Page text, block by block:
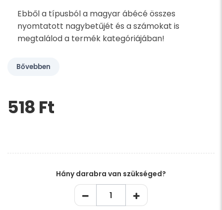
Ebből a típusból a magyar ábécé összes
nyomtatott nagybetűjét és a számokat is
megtalálod a termék kategóriájában!
Bővebben
Kérem,
hagyja
518 Ft‎
Hány darabra van szükséged?